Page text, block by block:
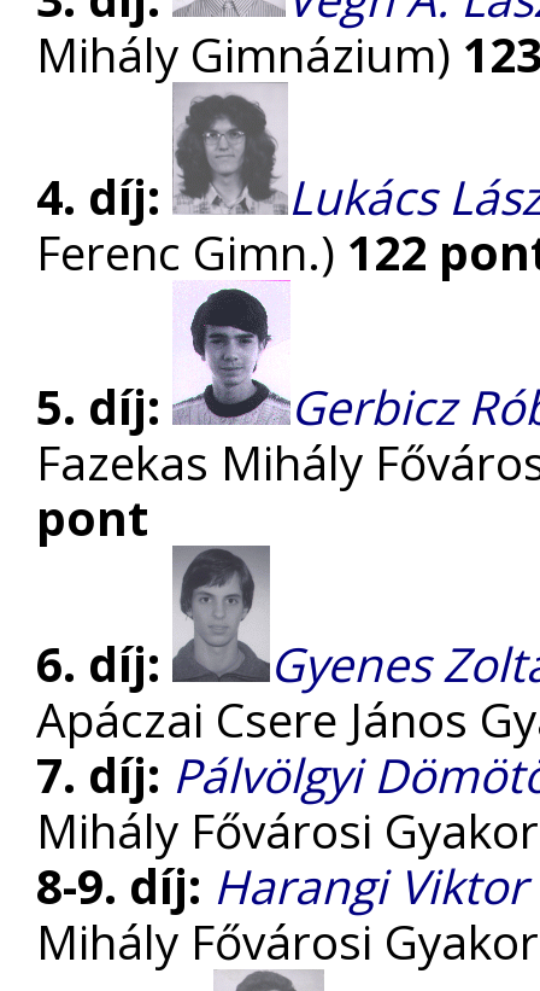
Mihály Gimnázium)
4. díj:
Lukács
Ferenc Gimn.) 122
5. díj:
Gerbicz
Fazekas Mihály
pont
6. díj:
Gyenes
Apáczai Csere János
7. díj: Pálvölgyi
Mihály Fővárosi
8-9. díj: Harangi Viktor
Mihály Fővárosi